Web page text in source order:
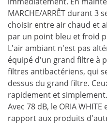
MARCHE/ARRÊT durant 3
choisir entre air chaud et
par un point bleu et froid
L'air ambiant n'est pas
équipé d'un grand filtre à
filtres antibactériens, qui
dessus du grand filtre.
rapidement et simplement.
Avec 78 dB, le ORIA
rapport aux produits